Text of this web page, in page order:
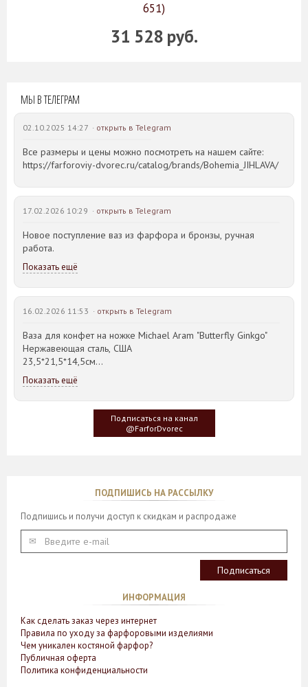
651)
31 528 руб.
МЫ В ТЕЛЕГРАМ
02.10.2025 14:27 · открыть в Telegram
Все размеры и цены можно посмотреть на нашем сайте:
https://farforoviy-dvorec.ru/catalog/brands/Bohemia_JIHLAVA/
17.02.2026 10:29 · открыть в Telegram
Новое поступление ваз из фарфора и бронзы, ручная
работа.
Показать ещё
16.02.2026 11:53 · открыть в Telegram
Ваза для конфет на ножке Michael Aram "Butterfly Ginkgo"
Нержавеющая сталь, США
23,5*21,5*14,5см
Идея такого дизайна предметов сервировки стола пришла
создателю, когда он впервые увидел дерево Гинкго Билоба,
у которого растут двойные листья, напоминающие крылья
Показать ещё
Подписаться на канал
@FarforDvorec
ПОДПИШИСЬ НА РАССЫЛКУ
Подпишись и получи доступ к скидкам и распродаже
ИНФОРМАЦИЯ
Как сделать заказ через интернет
Правила по уходу за фарфоровыми изделиями
Чем уникален костяной фарфор?
Публичная оферта
Политика конфиденциальности